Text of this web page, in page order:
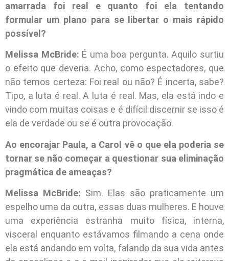
amarrada foi real e quanto foi ela tentando
formular um plano para se libertar o mais rápido
possível?
Melissa McBride: É uma boa pergunta. Aquilo surtiu
o efeito que deveria. Acho, como espectadores, que
não temos certeza: Foi real ou não? É incerta, sabe?
Tipo, a luta é real. A luta é real. Mas, ela está indo e
vindo com muitas coisas e é difícil discernir se isso é
ela de verdade ou se é outra provocação.
Ao encorajar Paula, a Carol vê o que ela poderia se
tornar se não começar a questionar sua eliminação
pragmática de ameaças?
Melissa McBride: Sim. Elas são praticamente um
espelho uma da outra, essas duas mulheres. E houve
uma experiência estranha muito física, interna,
visceral enquanto estávamos filmando a cena onde
ela está andando em volta, falando da sua vida antes